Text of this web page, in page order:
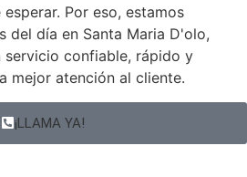
Por eso, estamos
del día en Santa Maria D'olo,
confiable, rápido y
mejor atención al cliente.
¡LLAMA YA!